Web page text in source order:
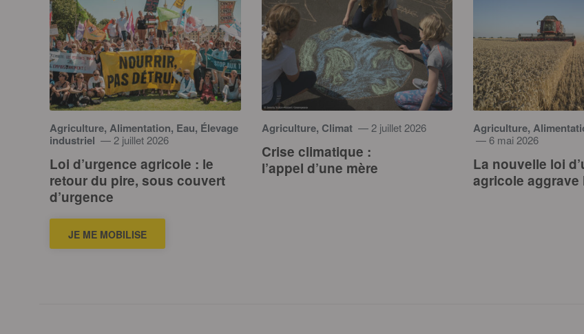
Agriculture, Alimentation, Eau, Élevage
industriel — 2 juillet 2026
Loi d’urgence agricole : le
retour du pire, sous couvert
d’urgence
JE ME MOBILISE
Agriculture, Climat — 2 juillet 2026
Crise climatique :
l’appel d’une mère
Agriculture,
— 6 mai 2026
La nouvelle loi
agricole aggrave